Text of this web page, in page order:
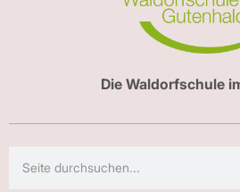
Die Waldorfschule